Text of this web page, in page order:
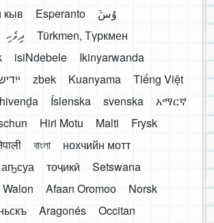
кыв Esperanto
َوُسَ
ދިވެހި
Türkmen, Түркмен
isiNdebele
Ikinyarwanda
zbek Kuanyama
Tiếng Việt
Íslenska svenska
አማርኛ
Hiri Motu Malti
Frysk
বাংলা
нохчийн мотт
аҧсуа тоҷикӣ
Setswana
Walon Afaan Oromoo
Norsk
Aragonés
Occitan